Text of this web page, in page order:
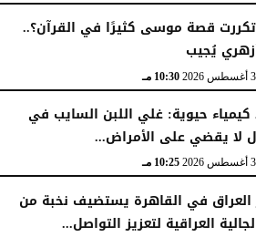
تكررت قصة موسى كثيرًا في القرآن؟..
يُجيب
10:30 مـ
كيمياء حيوية: غلي اللبن السايب في
لا يقضي على الأمراض...
10:25 مـ
في القاهرة يستضيف نخبة من
العراقية لتعزيز التواصل...